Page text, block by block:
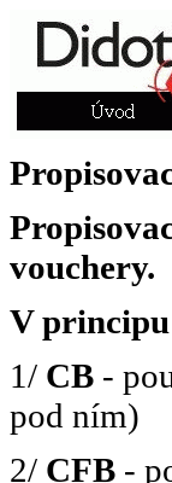
vouchery.
V
1/ CB -
pod ním)
2/ CFB -